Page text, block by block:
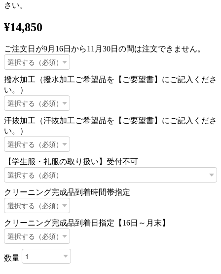
さい。
¥14,850
ご注文日が9月16日から11月30日の間は注文できません。
撥水加工（撥水加工ご希望品を【ご要望書】にご記入くださ
い。）
汗抜加工（汗抜加工ご希望品を【ご要望書】にご記入くださ
い。）
【学生服・礼服の取り扱い】受付不可
クリーニング完成品到着時間帯指定
クリーニング完成品到着日指定【16日～月末】
数量